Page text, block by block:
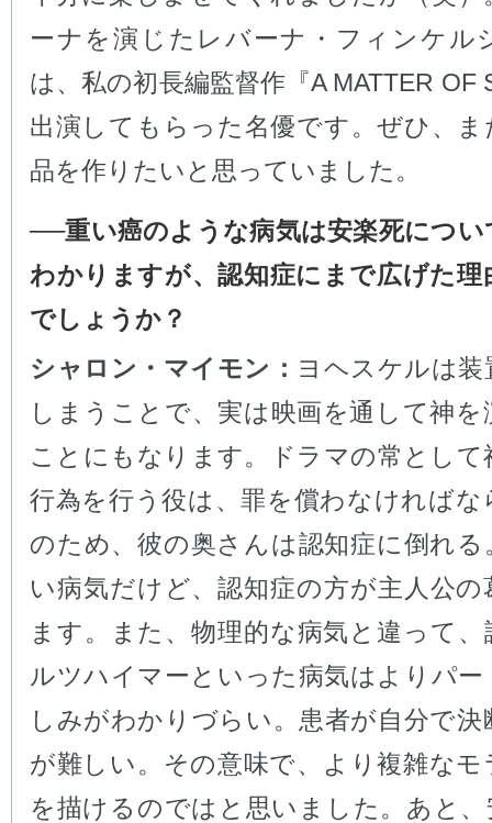
ーナを演じたレバーナ・フィンケル
は、私の初長編監督作『A MATTER OF
出演してもらった名優です。ぜひ、ま
品を作りたいと思っていました。
──重い癌のような病気は安楽死につい
わかりますが、認知症にまで広げた理
でしょうか？
シャロン・マイモン： ヨヘスケルは
しまうことで、実は映画を通して神を
ことにもなります。ドラマの常として
行為を行う役は、罪を償わなければな
のため、彼の奥さんは認知症に倒れる
い病気だけど、認知症の方が主人公の
ます。また、物理的な病気と違って、
ルツハイマーといった病気はよりパー
しみがわかりづらい。患者が自分で決
が難しい。その意味で、より複雑なモ
を描けるのではと思いました。あと、